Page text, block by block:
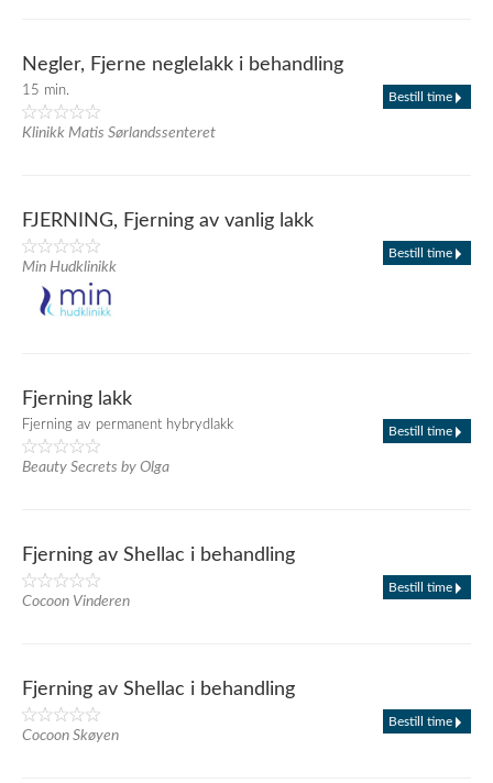
Negler, Fjerne neglelakk i behandling
15 min.
Klinikk Matis Sørlandssenteret
Bestill time
FJERNING, Fjerning av vanlig lakk
Min Hudklinikk
Bestill time
Fjerning lakk
Fjerning av permanent hybrydlakk
Beauty Secrets by Olga
Bestill time
Fjerning av Shellac i behandling
Cocoon Vinderen
Bestill time
Fjerning av Shellac i behandling
Cocoon Skøyen
Bestill time